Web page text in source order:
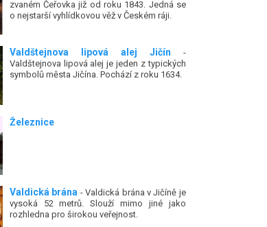
zvaném Čeřovka již od roku 1843. Jedná se
o nejstarší vyhlídkovou věž v Českém ráji.
Valdštejnova lipová alej Jičín -
Valdštejnova lipová alej je jeden z typických
symbolů města Jičína. Pochází z roku 1634.
Železnice
Valdická brána - Valdická brána v Jičíně je
vysoká 52 metrů. Slouží mimo jiné jako
rozhledna pro širokou veřejnost.